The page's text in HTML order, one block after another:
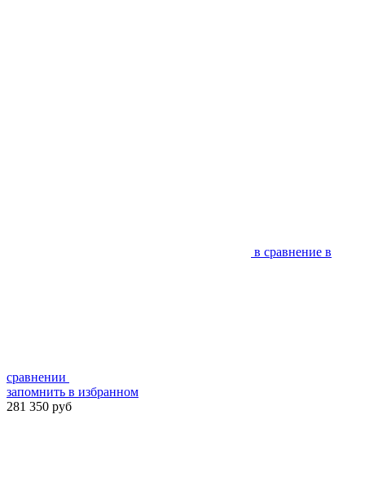
в сравнение в
сравнении
запомнить в избранном
281 350 руб